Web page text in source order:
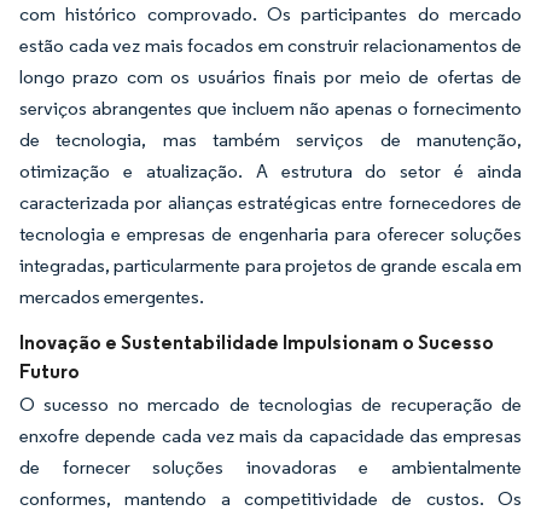
com histórico comprovado. Os participantes do mercado
estão cada vez mais focados em construir relacionamentos de
longo prazo com os usuários finais por meio de ofertas de
serviços abrangentes que incluem não apenas o fornecimento
de tecnologia, mas também serviços de manutenção,
otimização e atualização. A estrutura do setor é ainda
caracterizada por alianças estratégicas entre fornecedores de
tecnologia e empresas de engenharia para oferecer soluções
integradas, particularmente para projetos de grande escala em
mercados emergentes.
Inovação e Sustentabilidade Impulsionam o Sucesso
Futuro
O sucesso no mercado de tecnologias de recuperação de
enxofre depende cada vez mais da capacidade das empresas
de fornecer soluções inovadoras e ambientalmente
conformes, mantendo a competitividade de custos. Os